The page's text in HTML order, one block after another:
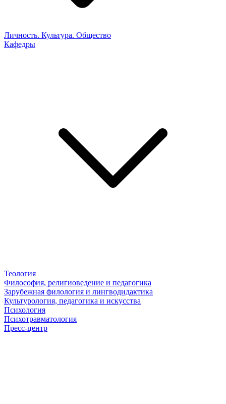
Личность. Культура. Общество
Кафедры
Теология
Философия, религиоведение и педагогика
Зарубежная филология и лингводидактика
Культурология, педагогика и искусства
Психология
Психотравматология
Пресс-центр